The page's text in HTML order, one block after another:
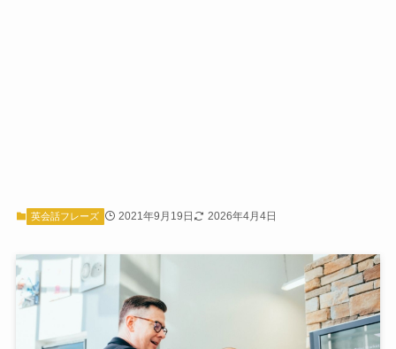
英会話フレーズ 2021年9月19日 2026年4月4日